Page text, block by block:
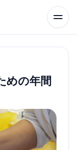
めの年間